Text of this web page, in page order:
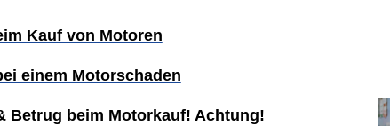
Kauf von Motoren
einem Motorschaden
Betrug beim Motorkauf! Achtung!